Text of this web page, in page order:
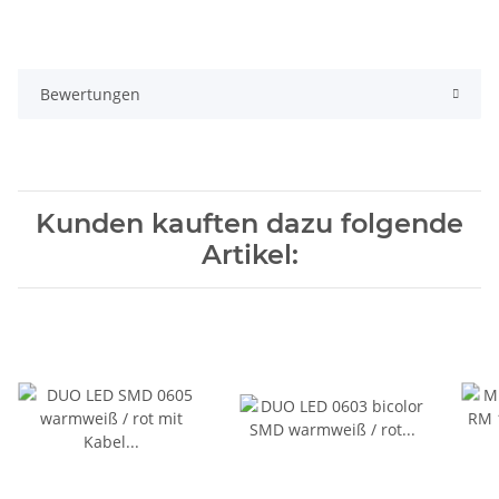
Bewertungen
Kunden kauften dazu folgende
Artikel: